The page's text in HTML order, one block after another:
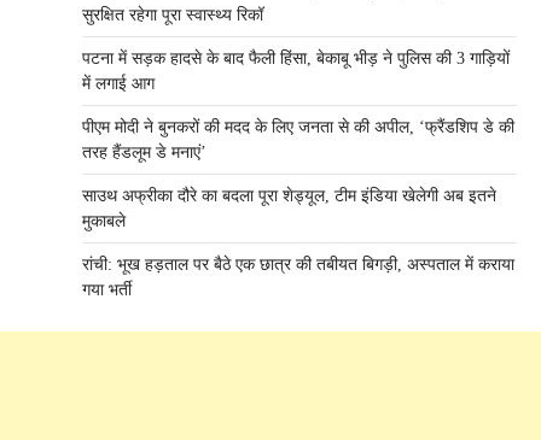
सुरक्षित रहेगा पूरा स्वास्थ्य रिकॉ
पटना में सड़क हादसे के बाद फैली हिंसा, बेकाबू भीड़ ने पुलिस की 3 गाड़ियों
में लगाई आग
पीएम मोदी ने बुनकरों की मदद के लिए जनता से की अपील, ‘फ्रैंडशिप डे की
तरह हैंडलूम डे मनाएं’
साउथ अफ्रीका दौरे का बदला पूरा शेड्यूल, टीम इंडिया खेलेगी अब इतने
मुकाबले
रांची: भूख हड़ताल पर बैठे एक छात्र की तबीयत बिगड़ी, अस्पताल में कराया
गया भर्ती